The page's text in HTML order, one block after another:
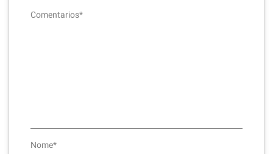
Comentarios*
Nome*